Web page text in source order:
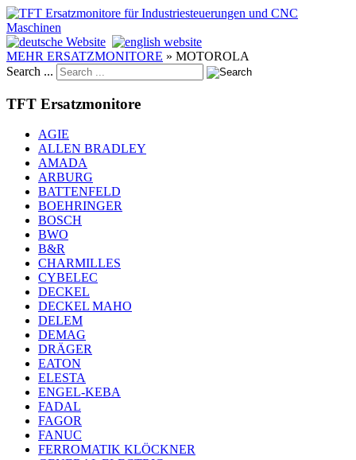
MEHR ERSATZMONITORE » MOTOROLA
Search ...
TFT Ersatzmonitore
AGIE
ALLEN BRADLEY
AMADA
ARBURG
BATTENFELD
BOEHRINGER
BOSCH
BWO
B&R
CHARMILLES
CYBELEC
DECKEL
DECKEL MAHO
DELEM
DEMAG
DRÄGER
EATON
ELESTA
ENGEL-KEBA
FADAL
FAGOR
FANUC
FERROMATIK KLÖCKNER